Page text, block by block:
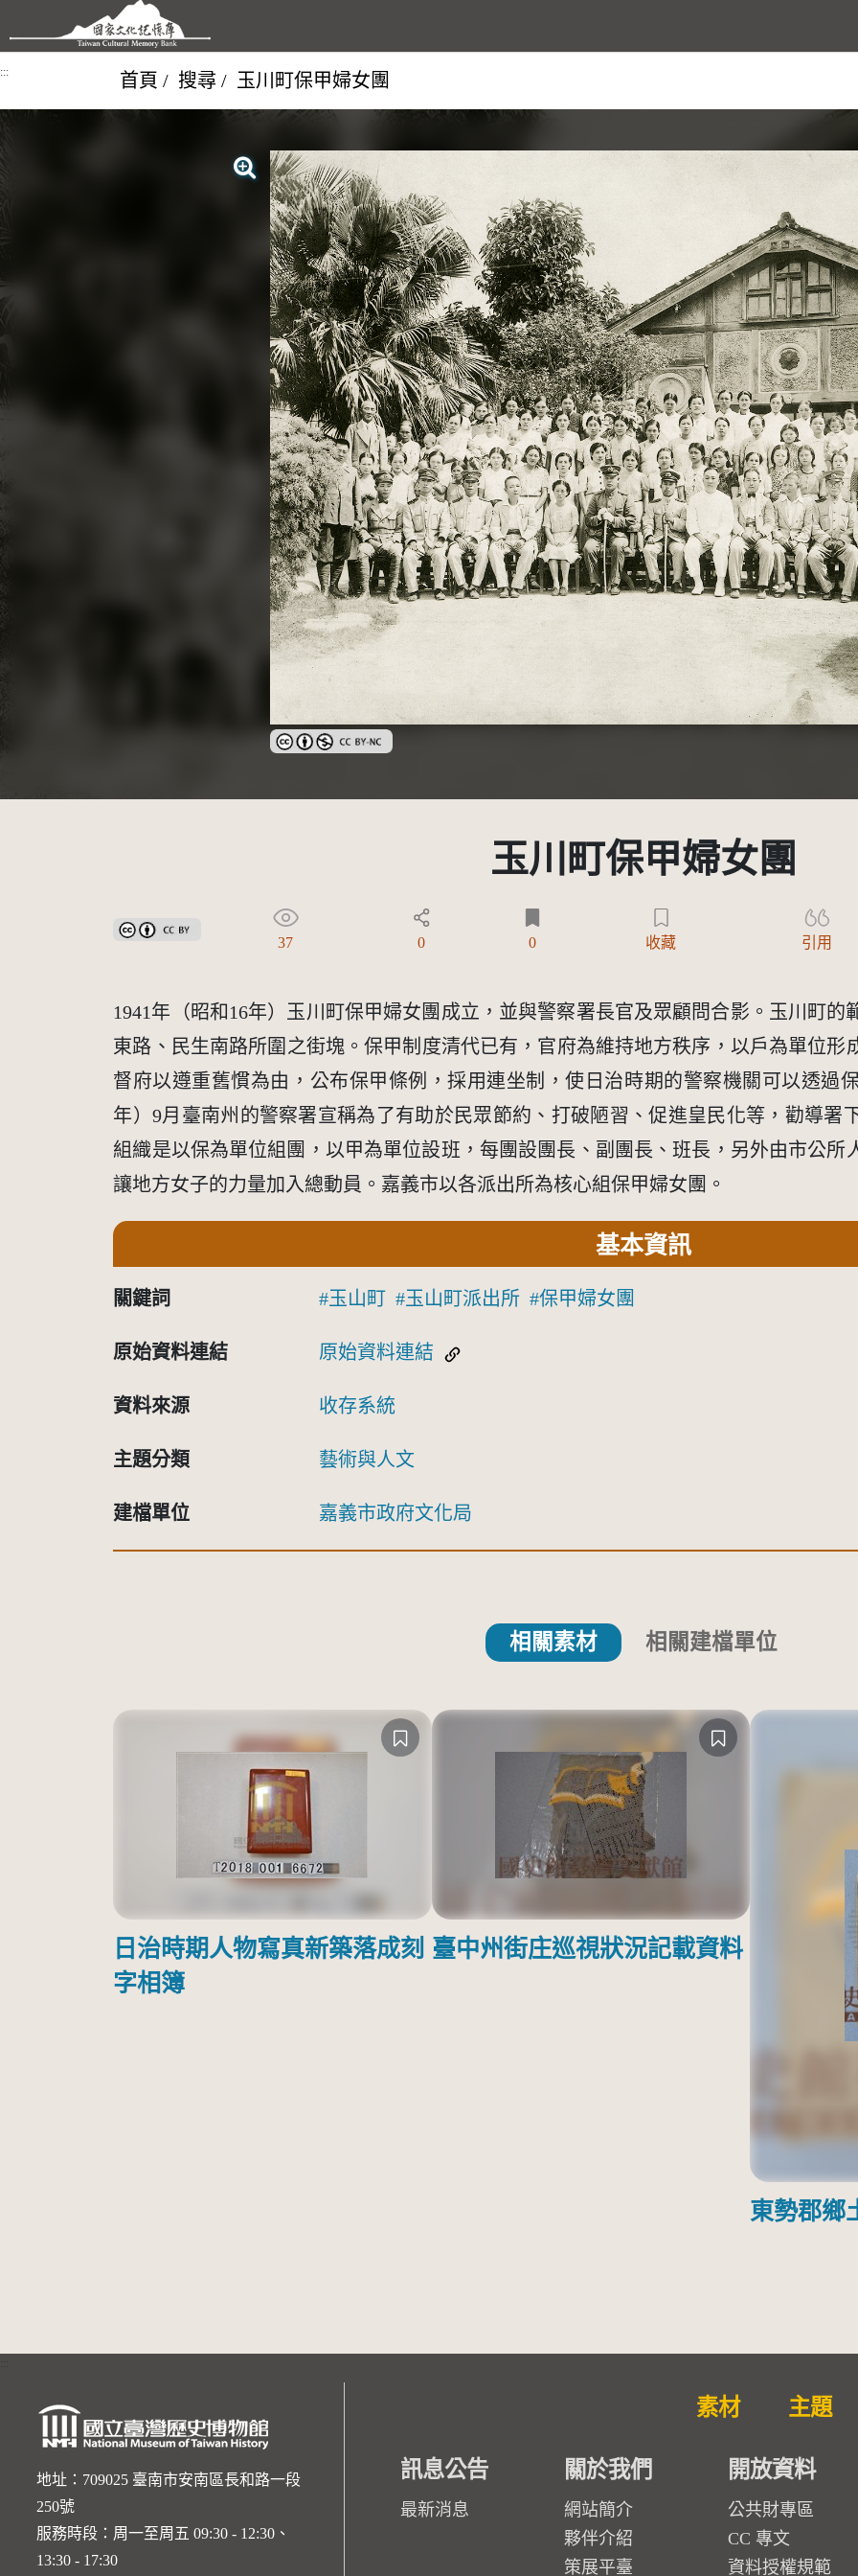
跳到主要內容區塊
::: 首頁 搜尋 玉川町保甲婦女團
創用CC姓名標示-非商業性 3.0 台灣及其後版本(CC BY-NC 3.0 TW +)
玉川町保甲婦女團
創用CC姓名標示 3.0 台灣及其後版本(CC BY 3.0 TW +)
37 0 0 收藏 引用
1941年（昭和16年）玉川町保甲婦女團成立，並與警察署長官及眾顧問合影。玉川町
東路、民生南路所圍之街塊。保甲制度清代已有，官府為維持地方秩序，以戶為單位形
督府以遵重舊慣為由，公布保甲條例，採用連坐制，使日治時期的警察機關可以透過
年）9月臺南州的警察署宣稱為了有助於民眾節約、打破陋習、促進皇民化等，勸導署
組織是以保為單位組團，以甲為單位設班，每團設團長、副團長、班長，另外由市公所
讓地方女子的力量加入總動員。嘉義市以各派出所為核心組保甲婦女團。
基本資訊
關鍵詞 玉山町 玉山町派出所 保甲婦女團
原始資料連結 原始資料連結
資料來源 收存系統
主題分類 藝術與人文
建檔單位 嘉義市政府文化局
相關素材 相關建檔單位
日治時期人物寫真新築落成刻
字相簿
臺中州街庄巡視狀況記載資料
東勢郡鄉
地址：709025 臺南市安南區長和路一段
250號
服務時段：周一至周五 09:30 - 12:30、
13:30 - 17:30
素材 主題
訊息公告
最新消息
關於我們
網站簡介
夥伴介紹
策展平臺
開放資料
公共財專區
CC 專文
資料授權規範